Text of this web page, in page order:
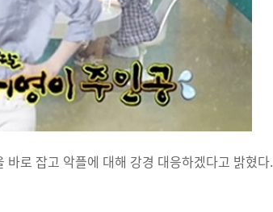
로 잡고 악플에 대해 강경 대응하겠다고 밝혔다.